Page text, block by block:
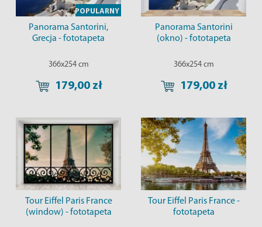
POPULARNY
Panorama Santorini,
Grecja - fototapeta
366x254 cm
179,00 zł
Panorama Santorini
(okno) - fototapeta
366x254 cm
179,00 zł
Tour Eiffel Paris France
(window) - fototapeta
Tour Eiffel Paris France -
fototapeta